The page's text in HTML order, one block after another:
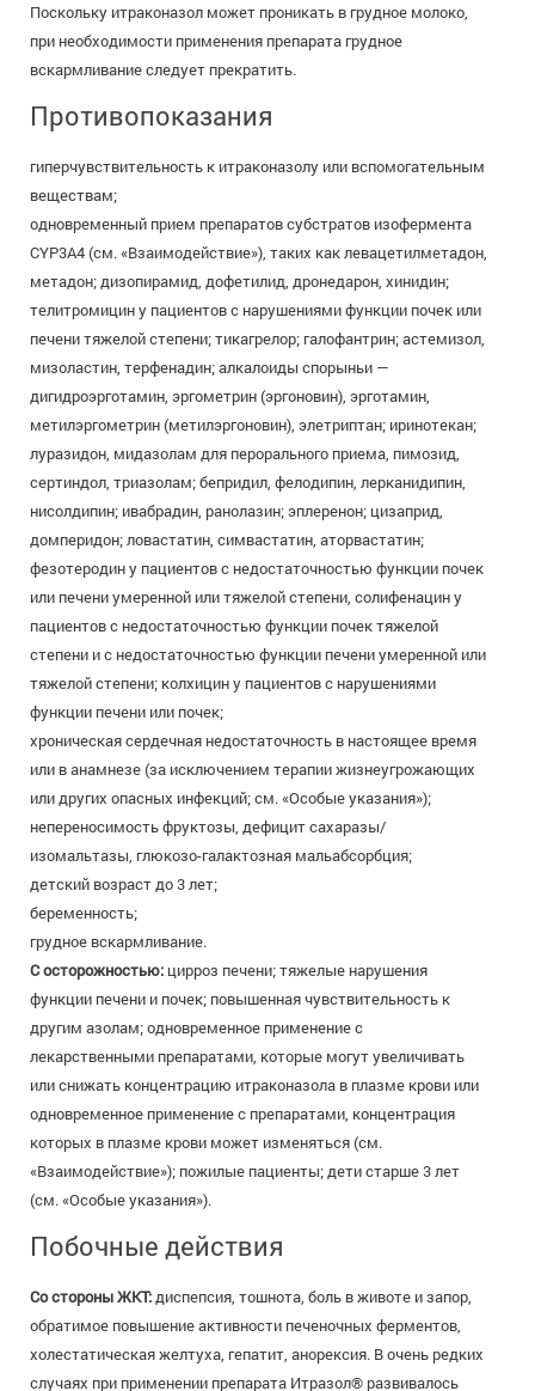
Поскольку итраконазол может проникать в грудное молоко,
при необходимости применения препарата грудное
вскармливание следует прекратить.
Противопоказания
гиперчувствительность к итраконазолу или вспомогательным
веществам;
одновременный прием препаратов субстратов изофермента
CYP3A4 (см. «Взаимодействие»), таких как левацетилметадон,
метадон; дизопирамид, дофетилид, дронедарон, хинидин;
телитромицин у пациентов с нарушениями функции почек или
печени тяжелой степени; тикагрелор; галофантрин; астемизол,
мизоластин, терфенадин; алкалоиды спорыньи —
дигидроэрготамин, эргометрин (эргоновин), эрготамин,
метилэргометрин (метилэргоновин), элетриптан; иринотекан;
луразидон, мидазолам для перорального приема, пимозид,
сертиндол, триазолам; бепридил, фелодипин, лерканидипин,
нисолдипин; ивабрадин, ранолазин; эплеренон; цизаприд,
домперидон; ловастатин, симвастатин, аторвастатин;
фезотеродин у пациентов с недостаточностью функции почек
или печени умеренной или тяжелой степени, солифенацин у
пациентов с недостаточностью функции почек тяжелой
степени и с недостаточностью функции печени умеренной или
тяжелой степени; колхицин у пациентов с нарушениями
функции печени или почек;
хроническая сердечная недостаточность в настоящее время
или в анамнезе (за исключением терапии жизнеугрожающих
или других опасных инфекций; см. «Особые указания»);
непереносимость фруктозы, дефицит сахаразы/
изомальтазы, глюкозо-галактозная мальабсорбция;
детский возраст до 3 лет;
беременность;
грудное вскармливание.
С осторожностью: цирроз печени; тяжелые нарушения
функции печени и почек; повышенная чувствительность к
другим азолам; одновременное применение с
лекарственными препаратами, которые могут увеличивать
или снижать концентрацию итраконазола в плазме крови или
одновременное применение с препаратами, концентрация
которых в плазме крови может изменяться (см.
«Взаимодействие»); пожилые пациенты; дети старше 3 лет
(см. «Особые указания»).
Побочные действия
Со стороны ЖКТ:диспепсия, тошнота, боль в животе и запор,
обратимое повышение активности печеночных ферментов,
холестатическая желтуха, гепатит, анорексия. В очень редких
случаях при применении препарата Итразол® развивалось